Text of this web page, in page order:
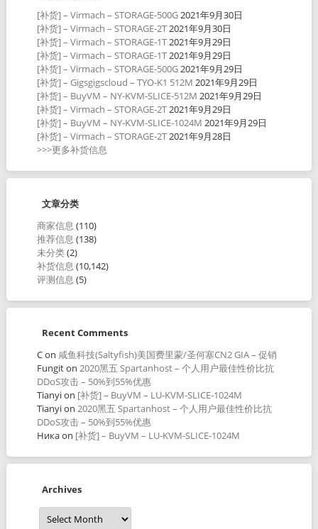
[补货] – Virmach – STORAGE-500G2021年9月30日
[补货] – Virmach – STORAGE-2T2021年9月30日
[补货] – Virmach – STORAGE-1T2021年9月29日
[补货] – Virmach – STORAGE-1T2021年9月29日
[补货] – Virmach – STORAGE-500G2021年9月29日
[补货] – Gigsgigscloud – TYO-K1 512M 2021年9月29日
[补货] – BuyVM – NY-KVM-SLICE-512M 2021年9月29日
[补货] – Virmach – STORAGE-2T2021年9月29日
[补货] – BuyVM – NY-KVM-SLICE-1024M 2021年9月29日
[补货] – Virmach – STORAGE-2T2021年9月28日
>>>更多补货信息
文章分类
商家信息 (110)
推荐信息 (138)
未分类(2)
补货信息 (10,142)
评测信息 (5)
Recent Comments
Con 咸鱼科技(Saltyfish)美国费里蒙/圣何塞CN2 GIA – 促销
Fungiton 2020黑五 Spartanhost – 个人用户最佳性价比抗
DDoS攻击 – 50%到55%优惠
Tianyion [补货] – BuyVM – LU-KVM-SLICE-1024M
Tianyion 2020黑五 Spartanhost – 个人用户最佳性价比抗
DDoS攻击 – 50%到55%优惠
Никаon [补货] – BuyVM – LU-KVM-SLICE-1024M
Archives
Archives